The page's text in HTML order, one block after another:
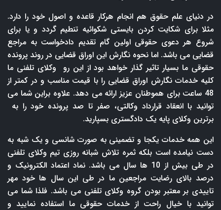
در دنیای علم حقوق هم انجام هرکار قاعده و اصول خود را دارد.
مثلا برای شکایت کردن بایستی شکوائیه تنطیم گردد و یا برای
شروع هر دعوی حقوقی اولین گام تقدیم دادخواست به مراجع
قضایی می باشد. اما نحوه نگارش این اوراق قضایی در روند پرونده
حقوقی ما بسیار تاثیر گذار خواهد بود از این رو وکلای تلفنی ما
کلیه خدمات نگارش اوراق قضایی را با قیمت مناسب و در کمتر از
48 ساعت برای هموطنان عزیز ارائه می دهد. علاوه براین شما می
توانید با انعقاد قرارداد وکالتی، صفر تا صد پرونده خود را به
برترین وکلای پایه یک دادگستری بسپارید.
این همه خدمات یکجا و تضمینی به صورت شانسی و یک شبه به
دست نیامده است بلکه ثمره تلاش شبانه روزی تیم وکلای تلفنی
در طی بیش از 10 ها سال می باشد. نماد اعتماد الکترونیک و
درصد بالای رضایت مراجعین ما در طی این سال ها خود مهر
تاییدی بر معتبر بودن گروه وکلای تلفنی می باشد. فلذا شما می
توانید با خیال راحت از خدمات حقوقی ما استفاده نمایید و